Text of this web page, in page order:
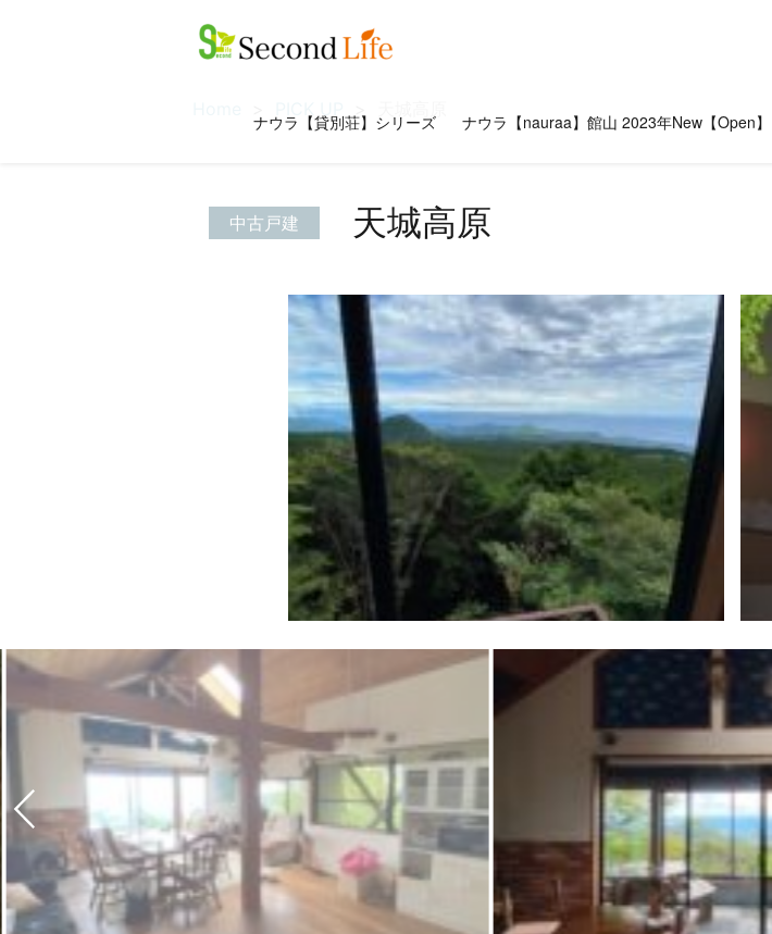
ナウラ【貸別荘】シリーズ ナウラ【nauraa】館山 2023年New【Open】
中古戸建 天城高原